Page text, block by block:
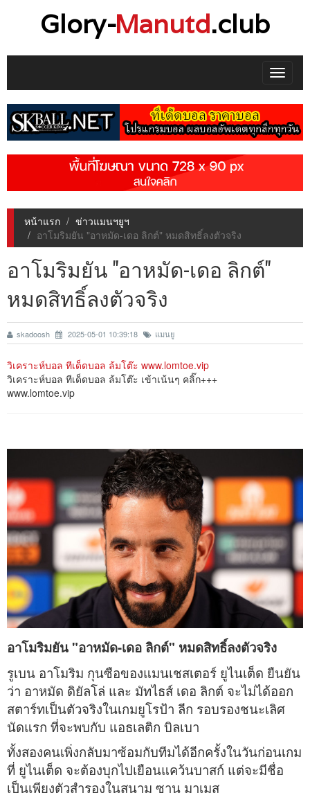
Glory-Manutd.club
Toggle
หน้าแรก
ข่าวแมนฯยูฯ
อาโมริมยัน "อาหมัด-เดอ ลิกต์" หมดสิทธิ์ลงตัวจริง
อาโมริมยัน "อาหมัด-เดอ ลิกต์"
หมดสิทธิ์ลงตัวจริง
skadoosh 2025-05-01 10:39:18 แมนยู
วิเคราะห์บอล ทีเด็ดบอล ล้มโต๊ะ www.lomtoe.vip
วิเคราะห์บอล ทีเด็ดบอล ล้มโต๊ะ เข้าเน้นๆ คลิ๊ก+++
www.lomtoe.vip
อาโมริมยัน "อาหมัด-เดอ ลิกต์" หมดสิทธิ์ลงตัวจริง
รูเบน อาโมริม กุนซือของแมนเชสเตอร์ ยูไนเต็ด ยืนยัน
ว่า อาหมัด ดิยัลโล่ และ มัทไธส์ เดอ ลิกต์ จะไม่ได้ออก
สตาร์ทเป็นตัวจริงในเกมยูโรป้า ลีก รอบรองชนะเลิศ
นัดแรก ที่จะพบกับ แอธเลติก บิลเบา
ทั้งสองคนเพิ่งกลับมาซ้อมกับทีมได้อีกครั้งในวันก่อนเกม
ที่ ยูไนเต็ด จะต้องบุกไปเยือนแคว้นบาสก์ แต่จะมีชื่อ
เป็นเพียงตัวสำรองในสนาม ซาน มาเมส